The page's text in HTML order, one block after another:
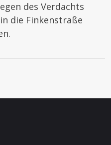
des Verdachts
die Finkenstraße